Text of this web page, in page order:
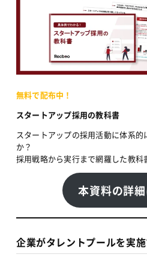
無料で配布中！
スタートアップ採用の教科書
スタートアップの採用活動に体系
か？
採用戦略から実行まで網羅した教科
本資料の詳
企業がタレントプールを実